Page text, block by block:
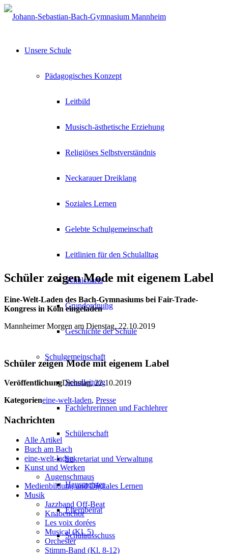
Unsere Schule
Pädagogisches Konzept
Leitbild
Musisch-ästhetische Erziehung
Religiöses Selbstverständnis
Neckarauer Dreiklang
Soziales Lernen
Gelebte Schulgemeinschaft
Leitlinien für den Schulalltag
Schulcharta
Grundordnung
Geschichte der Schule
Schulgemeinschaft
Schulleitung
Fachlehrerinnen und Fachlehrer
Schülerschaft
Sekretariat und Verwaltung
Hausmeister
Elternbeirat
Schulausschuss
Schüler zeigen Mode mit eigenem Label
Eine-Welt-Laden des Bach-Gymnasiums bei Fair-Trade-
Kongress in Köln eingeladen
Mannheimer Morgen am Dienstag, 22.10.2019
Schüler zeigen Mode mit eigenem Label
VeröffentlichungDienstag, 22.10.2019
Kategorieneine-welt-laden, Presse
Nachrichten
Alle Artikel
Buch am Bach
eine-welt-laden
Kunst und Werken
Augenschmaus
Medienbildung und Digitales Lernen
Musik
Jazzband Off-Beat
Knabenchor
Les voix dorées
Musical (Kl. 5)
Orchester
Stimm-Band (Kl. 8-12)